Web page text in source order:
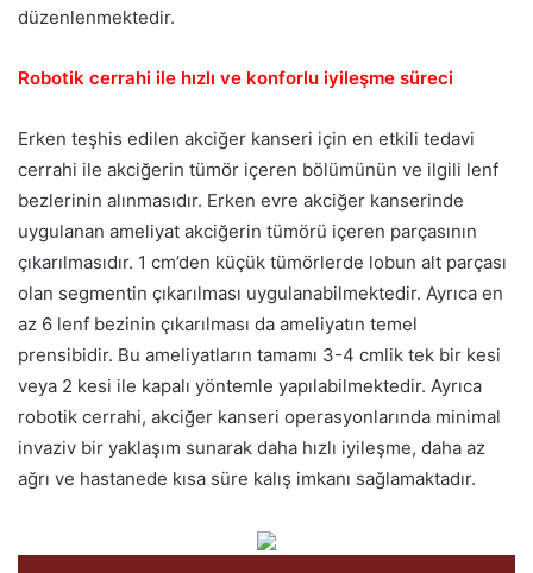
düzenlenmektedir.
Robotik cerrahi ile hızlı ve konforlu iyileşme süreci
Erken teşhis edilen akciğer kanseri için en etkili tedavi
cerrahi ile akciğerin tümör içeren bölümünün ve ilgili lenf
bezlerinin alınmasıdır. Erken evre akciğer kanserinde
uygulanan ameliyat akciğerin tümörü içeren parçasının
çıkarılmasıdır. 1 cm’den küçük tümörlerde lobun alt parçası
olan segmentin çıkarılması uygulanabilmektedir. Ayrıca en
az 6 lenf bezinin çıkarılması da ameliyatın temel
prensibidir. Bu ameliyatların tamamı 3-4 cmlik tek bir kesi
veya 2 kesi ile kapalı yöntemle yapılabilmektedir. Ayrıca
robotik cerrahi, akciğer kanseri operasyonlarında minimal
invaziv bir yaklaşım sunarak daha hızlı iyileşme, daha az
ağrı ve hastanede kısa süre kalış imkanı sağlamaktadır.